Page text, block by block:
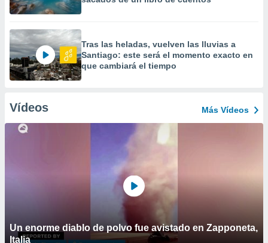
Tras las heladas, vuelven las lluvias a
Santiago: este será el momento exacto en
que cambiará el tiempo
Vídeos Más Vídeos
Un enorme diablo de polvo fue avistado en Zapponeta,
Italia